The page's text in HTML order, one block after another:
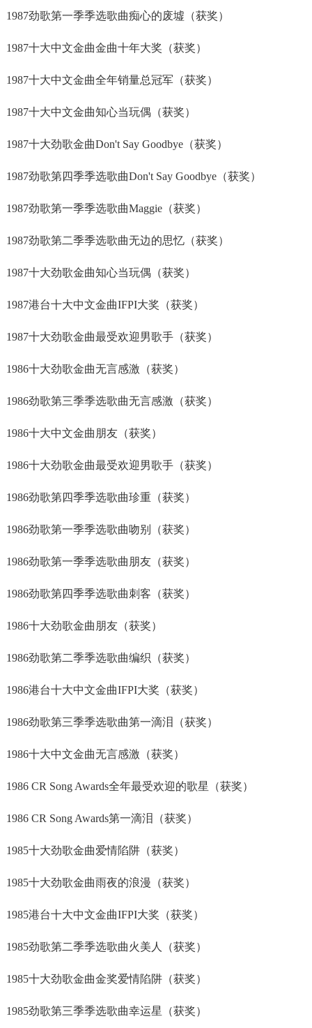
1987劲歌第一季季选歌曲痴心的废墟（获奖）
1987十大中文金曲金曲十年大奖（获奖）
1987十大中文金曲全年销量总冠军（获奖）
1987十大中文金曲知心当玩偶（获奖）
1987十大劲歌金曲Don't Say Goodbye（获奖）
1987劲歌第四季季选歌曲Don't Say Goodbye（获奖）
1987劲歌第一季季选歌曲Maggie（获奖）
1987劲歌第二季季选歌曲无边的思忆（获奖）
1987十大劲歌金曲知心当玩偶（获奖）
1987港台十大中文金曲IFPI大奖（获奖）
1987十大劲歌金曲最受欢迎男歌手（获奖）
1986十大劲歌金曲无言感激（获奖）
1986劲歌第三季季选歌曲无言感激（获奖）
1986十大中文金曲朋友（获奖）
1986十大劲歌金曲最受欢迎男歌手（获奖）
1986劲歌第四季季选歌曲珍重（获奖）
1986劲歌第一季季选歌曲吻别（获奖）
1986劲歌第一季季选歌曲朋友（获奖）
1986劲歌第四季季选歌曲刺客（获奖）
1986十大劲歌金曲朋友（获奖）
1986劲歌第二季季选歌曲编织（获奖）
1986港台十大中文金曲IFPI大奖（获奖）
1986劲歌第三季季选歌曲第一滴泪（获奖）
1986十大中文金曲无言感激（获奖）
1986 CR Song Awards全年最受欢迎的歌星（获奖）
1986 CR Song Awards第一滴泪（获奖）
1985十大劲歌金曲爱情陷阱（获奖）
1985十大劲歌金曲雨夜的浪漫（获奖）
1985港台十大中文金曲IFPI大奖（获奖）
1985劲歌第二季季选歌曲火美人（获奖）
1985十大劲歌金曲金奖爱情陷阱（获奖）
1985劲歌第三季季选歌曲幸运星（获奖）